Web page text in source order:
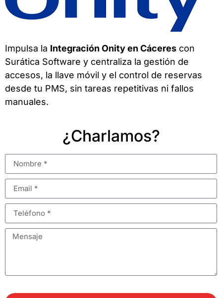
Impulsa la Integración Onity en Cáceres con
Surática Software y centraliza la gestión de
accesos, la llave móvil y el control de reservas
desde tu PMS, sin tareas repetitivas ni fallos
manuales.
¿Charlamos?